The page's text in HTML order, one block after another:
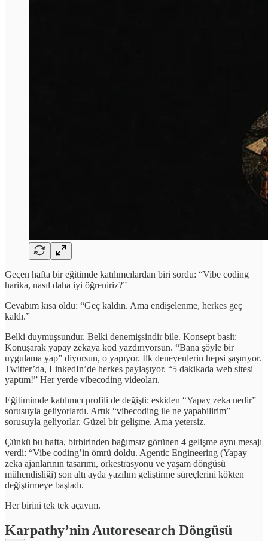
Geçen hafta bir eğitimde katılımcılardan biri sordu: “Vibe coding
harika, nasıl daha iyi öğreniriz?”
Cevabım kısa oldu: “Geç kaldın. Ama endişelenme, herkes geç
kaldı.”
Belki duymuşsundur. Belki denemişsindir bile. Konsept basit:
Konuşarak yapay zekaya kod yazdırıyorsun. “Bana şöyle bir
uygulama yap” diyorsun, o yapıyor. İlk deneyenlerin hepsi şaşırıyor.
Twitter’da, LinkedIn’de herkes paylaşıyor. “5 dakikada web sitesi
yaptım!” Her yerde vibecoding videoları.
Eğitimimde katılımcı profili de değişti: eskiden “Yapay zeka nedir”
sorusuyla geliyorlardı. Artık “vibecoding ile ne yapabilirim”
sorusuyla geliyorlar. Güzel bir gelişme. Ama yetersiz.
Çünkü bu hafta, birbirinden bağımsız görünen 4 gelişme aynı mesajı
verdi: “Vibe coding’in ömrü doldu. Agentic Engineering (Yapay
zeka ajanlarının tasarımı, orkestrasyonu ve yaşam döngüsü
mühendisliği) son altı ayda yazılım geliştirme süreçlerini kökten
değiştirmeye başladı.
Her birini tek tek açayım.
Karpathy’nin Autoresearch Döngüsü